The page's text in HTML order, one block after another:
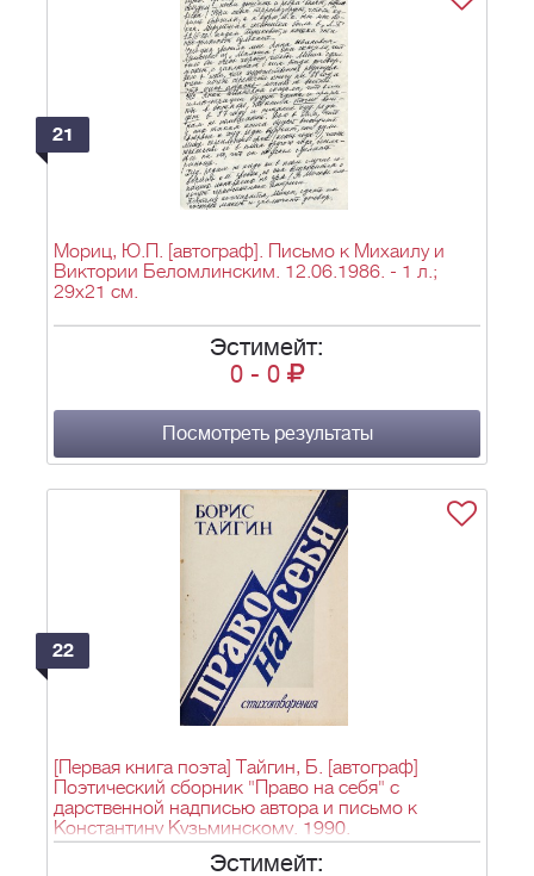
21
Мориц, Ю.П. [автограф]. Письмо к Михаилу и
Виктории Беломлинским. 12.06.1986. - 1 л.;
29х21 см.
Эстимейт:
0 - 0
Посмотреть результаты
22
[Первая книга поэта] Тайгин, Б. [автограф]
Поэтический сборник "Право на себя" с
дарственной надписью автора и письмо к
Константину Кузьминскому. 1990.
Эстимейт: